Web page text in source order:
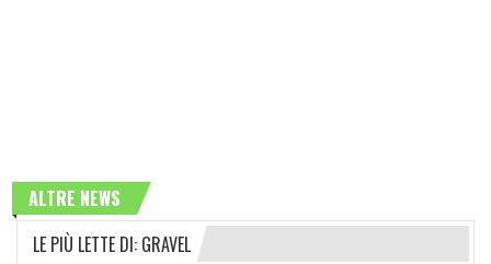
ALTRE NEWS
LE PIÙ LETTE DI: GRAVEL